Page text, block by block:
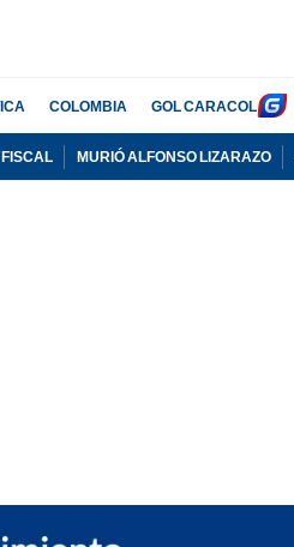
COLOMBIA GOL CARACOL
MURIÓ ALFONSO LIZARAZO